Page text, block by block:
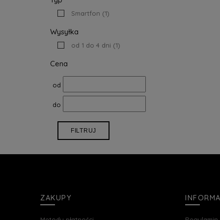
Smartfon (1)
Wysyłka
od 1 do 4 dni (1)
Cena
od
do
FILTRUJ
ZAKUPY